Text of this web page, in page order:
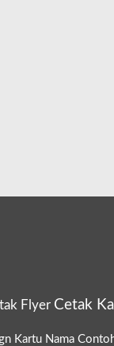
Flyer Cetak
Kartu Nama